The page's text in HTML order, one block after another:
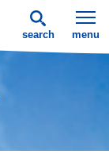
search menu